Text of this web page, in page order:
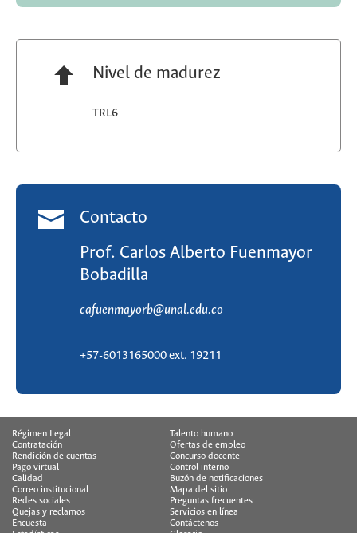
Nivel de madurez
TRL6
Contacto
Prof. Carlos Alberto Fuenmayor
Bobadilla
cafuenmayorb@unal.edu.co
+57-6013165000 ext. 19211
Régimen Legal
Talento humano
Contratación
Ofertas de empleo
Rendición de cuentas
Concurso docente
Pago virtual
Control interno
Calidad
Buzón de notificaciones
Correo institucional
Mapa del sitio
Redes sociales
Preguntas frecuentes
Quejas y reclamos
Servicios en línea
Encuesta
Contáctenos